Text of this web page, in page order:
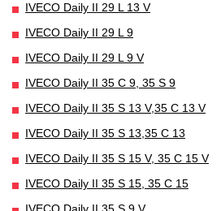
IVECO Daily II 29 L 13 V
IVECO Daily II 29 L 9
IVECO Daily II 29 L 9 V
IVECO Daily II 35 C 9, 35 S 9
IVECO Daily II 35 S 13 V,35 C 13 V
IVECO Daily II 35 S 13,35 C 13
IVECO Daily II 35 S 15 V, 35 C 15 V
IVECO Daily II 35 S 15, 35 C 15